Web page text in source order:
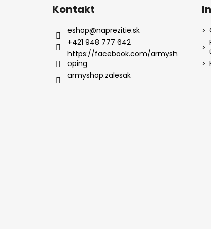
Kontakt
eshop@naprezitie.sk
+421 948 777 642
https://facebook.com/armysh
oping
armyshop.zalesak